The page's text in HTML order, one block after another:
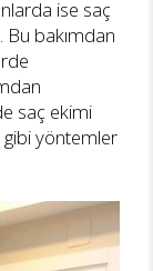
ise saç
Bu bakımdan
saç ekimi
gibi yöntemler